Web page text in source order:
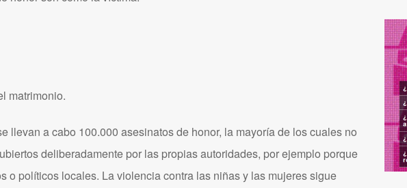
matrimonio.
llevan a cabo 100.000 asesinatos de honor, la mayoría de los cuales no
deliberadamente por las propias autoridades, por ejemplo porque
o políticos locales. La violencia contra las niñas y las mujeres sigue